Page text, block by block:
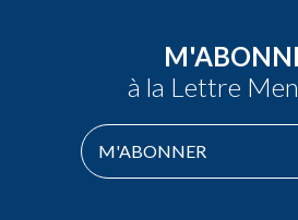
à la Lettre
M'ABONNER